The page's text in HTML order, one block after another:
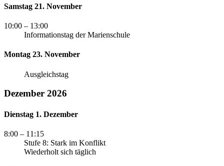
Samstag 21. November
10:00 – 13:00
Informationstag der Marienschule
Montag 23. November
Ausgleichstag
Dezember 2026
Dienstag 1. Dezember
8:00 – 11:15
Stufe 8: Stark im Konflikt
Wiederholt sich täglich